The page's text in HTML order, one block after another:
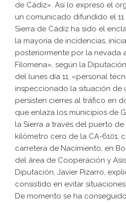
de Cádiz». Así lo expresó el
un comunicado difundido el 11
Sierra de Cádiz ha sido el
la mayoría de incidencias,
posteriormente por la nevada
Filomena», según la
del lunes día 11, «personal
inspeccionado la situación de
persisten cierres al tráfico en
que enlaza los municipios de
la Sierra a través del puerto de
kilómetro cero de la CA-6101,
carretera de Nacimiento, en
del área de Cooperación y
Diputación, Javier Pizarro,
consistido en evitar
De momento se ha